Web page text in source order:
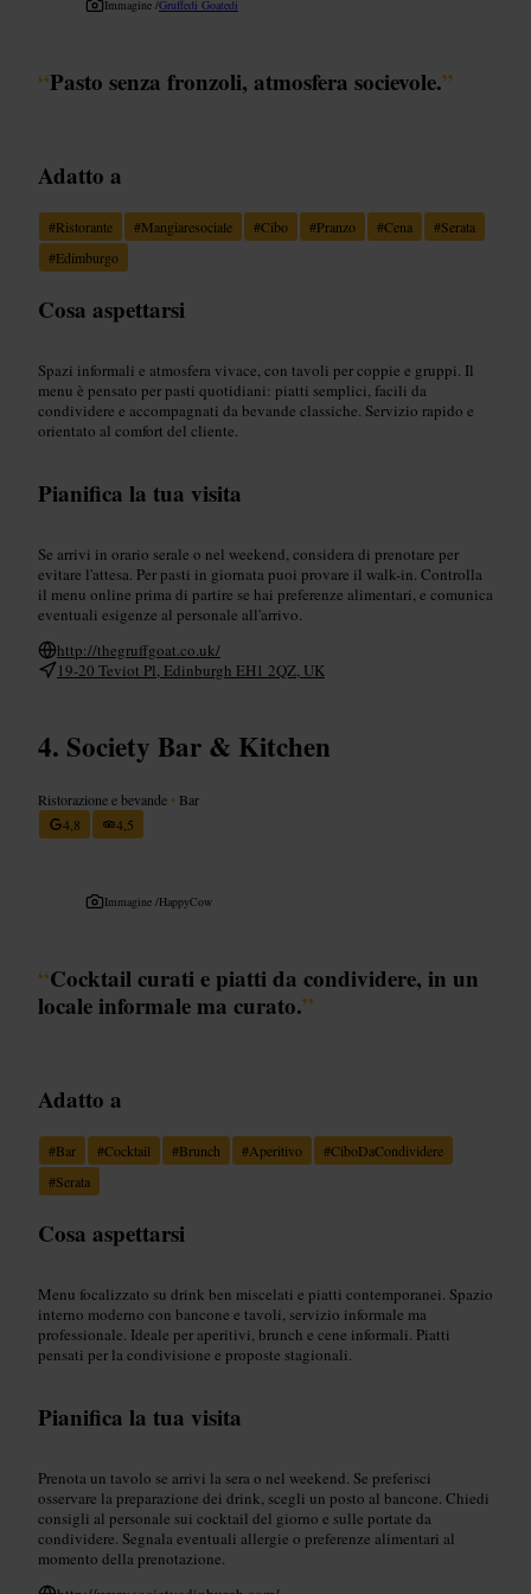
Immagine /Gruffedi Goatedi
“Pasto senza fronzoli, atmosfera socievole.”
Adatto a
#Ristorante #Mangiaresociale #Cibo #Pranzo #Cena #Serata
#Edimburgo
Cosa aspettarsi
Spazi informali e atmosfera vivace, con tavoli per coppie e gruppi. Il
menu è pensato per pasti quotidiani: piatti semplici, facili da
condividere e accompagnati da bevande classiche. Servizio rapido e
orientato al comfort del cliente.
Pianifica la tua visita
Se arrivi in orario serale o nel weekend, considera di prenotare per
evitare l'attesa. Per pasti in giornata puoi provare il walk-in. Controlla
il menu online prima di partire se hai preferenze alimentari, e comunica
eventuali esigenze al personale all'arrivo.
http://thegruffgoat.co.uk/
19-20 Teviot Pl, Edinburgh EH1 2QZ, UK
Society Bar & Kitchen
Ristorazione e bevande • Bar
4,8
4,5
Immagine /HappyCow
“Cocktail curati e piatti da condividere, in un
locale informale ma curato.”
Adatto a
#Bar #Cocktail #Brunch #Aperitivo #CiboDaCondividere
#Serata
Cosa aspettarsi
Menu focalizzato su drink ben miscelati e piatti contemporanei. Spazio
interno moderno con bancone e tavoli, servizio informale ma
professionale. Ideale per aperitivi, brunch e cene informali. Piatti
pensati per la condivisione e proposte stagionali.
Pianifica la tua visita
Prenota un tavolo se arrivi la sera o nel weekend. Se preferisci
osservare la preparazione dei drink, scegli un posto al bancone. Chiedi
consigli al personale sui cocktail del giorno e sulle portate da
condividere. Segnala eventuali allergie o preferenze alimentari al
momento della prenotazione.